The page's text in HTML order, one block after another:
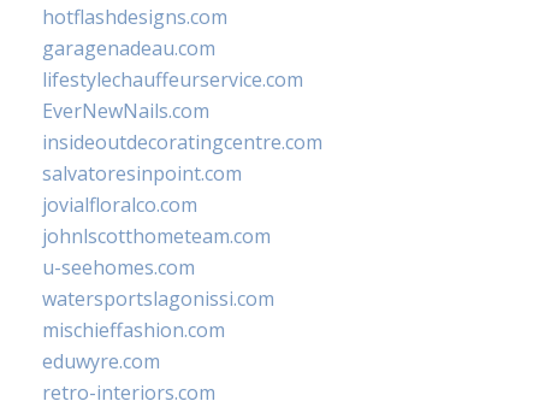
hotflashdesigns.com
garagenadeau.com
lifestylechauffeurservice.com
EverNewNails.com
insideoutdecoratingcentre.com
salvatoresinpoint.com
jovialfloralco.com
johnlscotthometeam.com
u-seehomes.com
watersportslagonissi.com
mischieffashion.com
eduwyre.com
retro-interiors.com